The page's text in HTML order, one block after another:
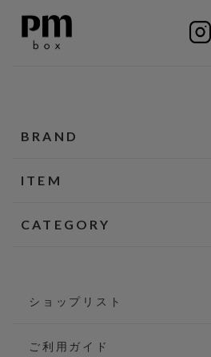
BRAND
ITEM
CATEGORY
ショップリスト
ご利用ガイド